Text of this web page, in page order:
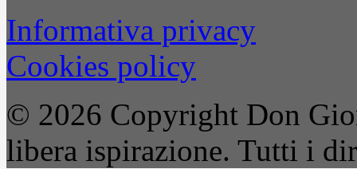
Informativa privacy
Cookies policy
© 2026 Copyright Don
libera ispirazione. Tutti i